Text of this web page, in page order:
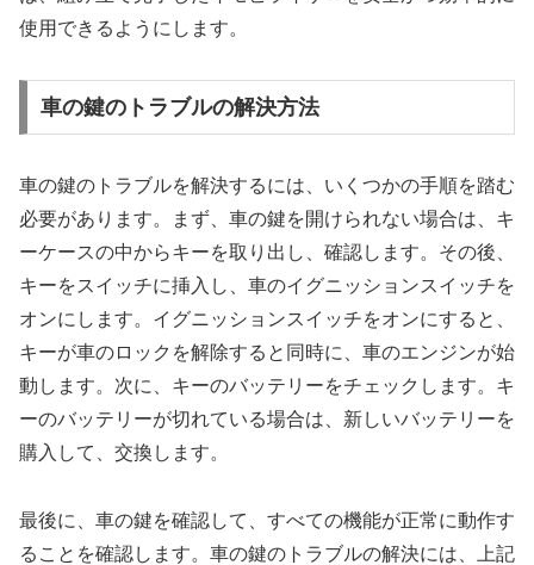
使用できるようにします。
車の鍵のトラブルの解決方法
車の鍵のトラブルを解決するには、いくつかの手順を踏む
必要があります。まず、車の鍵を開けられない場合は、キ
ーケースの中からキーを取り出し、確認します。その後、
キーをスイッチに挿入し、車のイグニッションスイッチを
オンにします。イグニッションスイッチをオンにすると、
キーが車のロックを解除すると同時に、車のエンジンが始
動します。次に、キーのバッテリーをチェックします。キ
ーのバッテリーが切れている場合は、新しいバッテリーを
購入して、交換します。
最後に、車の鍵を確認して、すべての機能が正常に動作す
ることを確認します。車の鍵のトラブルの解決には、上記